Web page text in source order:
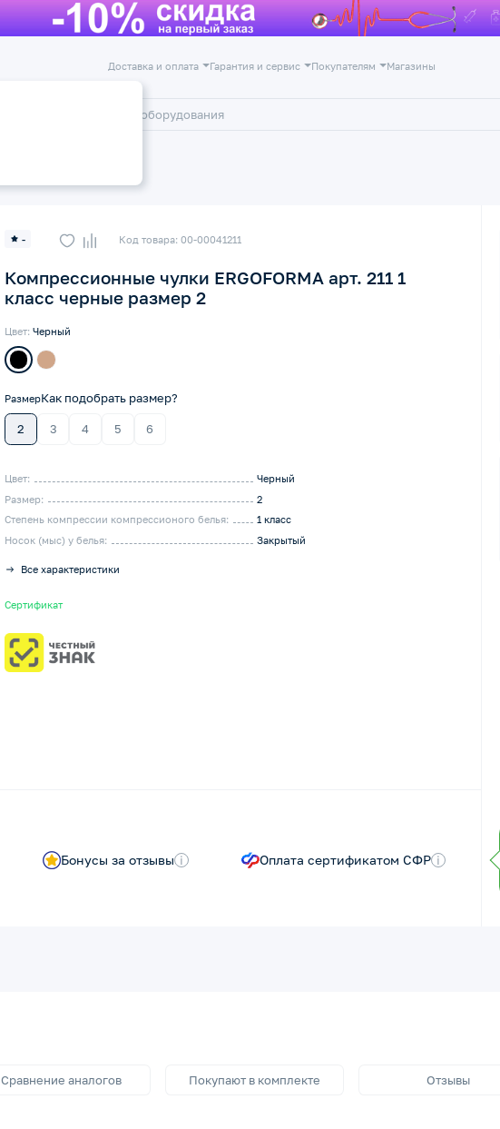
Доставка и оплата Гарантия и сервис Покупателям Магазины
- Код товара: 00-00041211
Компрессионные чулки ERGOFORMA арт. 211 1
класс черные размер 2
Цвет:Черный
РазмерКак подобрать размер?
2 3 4 5 6
Цвет:
Черный
Размер:
2
Степень компрессии компрессионого белья:
1 класс
Носок (мыс) у белья:
Закрытый
Все характеристики
Сертификат
Бонусы за отзывы i Оплата сертификатом СФР i
Сравнение аналогов Покупают в комплекте Отзывы